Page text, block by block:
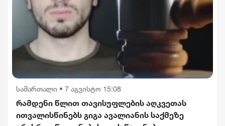
სამართალი • 7 აგვისტო 15:08
რამდენი წლით თავისუფლების აღკვეთას
ითვალისწინებს გიგა ავალიანის საქმეზე